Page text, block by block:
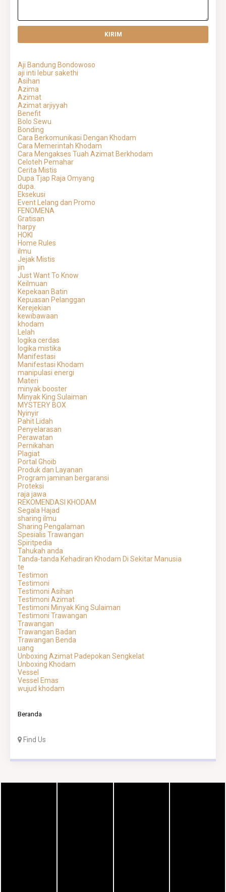
Aji Bandung Bondowoso
aji inti lebur sakethi
Asihan
Azima
Azimat
Azimat arjiyyah
Benefit
Bolo Sewu
Bonding
Cara Berkomunikasi Dengan Khodam
Cara Memerintah Khodam
Cara Mengakses Tuah Azimat Berkhodam
Celoteh Pemahar
Cerita Mistis
Dupa Tjap Raja Omyang
dupa.
Eksekusi
Event Lelang dan Promo
FENOMENA
Gratisan
harpy
HOKI
Home Rules
ilmu
Jejak Mistis
jin
Just Want To Know
Keilmuan
Kepekaan Batin
Kepuasan Pelanggan
Kerejekian
kewibawaan
khodam
Lelah
logika cerdas
logika mistika
Manifestasi
Manifestasi Khodam
manipulasi energi
Materi
minyak booster
Minyak King Sulaiman
MYSTERY BOX
Nyinyir
Pahit Lidah
Penyelarasan
Perawatan
Pernikahan
Plagiat
Portal Ghoib
Produk dan Layanan
Program jaminan bergaransi
Proteksi
raja jawa
REKOMENDASI KHODAM
Segala Hajad
sharing ilmu
Sharing Pengalaman
Spesialis Trawangan
Spiritpedia
Tahukah anda
Tanda-tanda Kehadiran Khodam Di Sekitar Manusia
te
Testimon
Testimoni
Testimoni Asihan
Testimoni Azimat
Testimoni Minyak King Sulaiman
Testimoni Trawangan
Trawangan
Trawangan Badan
Trawangan Benda
uang
Unboxing Azimat Padepokan Sengkelat
Unboxing Khodam
Vessel
Vessel Emas
wujud khodam
Beranda
Find Us